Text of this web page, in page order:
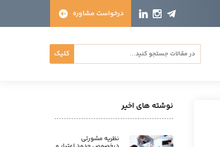
کلیک
درخواست مشاوره
نوشته های اخیر
نظریه مشورتی